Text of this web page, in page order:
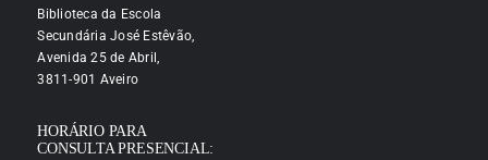
Biblioteca da Escola
Secundária José Estêvão,
Avenida 25 de Abril,
3811-901 Aveiro
HORÁRIO PARA
CONSULTA PRESENCIAL: